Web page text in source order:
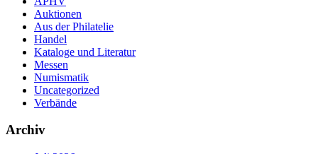
Auktionen
Aus der Philatelie
Handel
Kataloge und Literatur
Messen
Numismatik
Uncategorized
Verbände
Archiv